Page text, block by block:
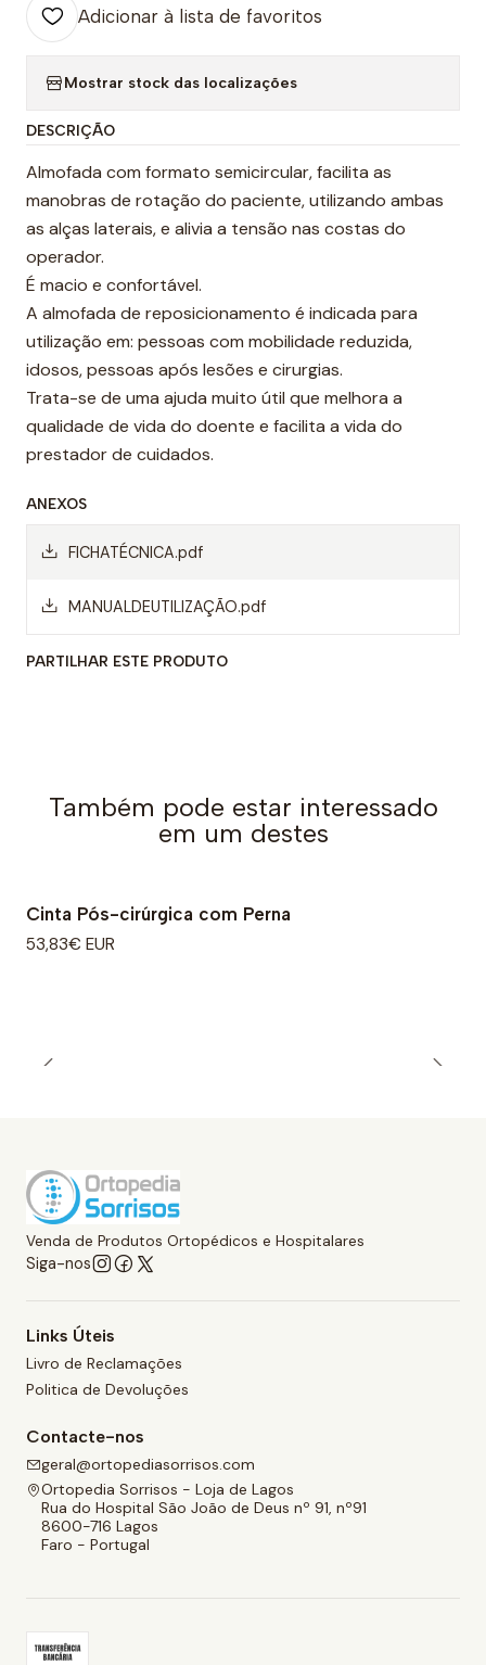
Adicionar à lista de favoritos
Mostrar stock das localizações
DESCRIÇÃO
Almofada com formato semicircular, facilita as
manobras de rotação do paciente, utilizando ambas
as alças laterais, e alivia a tensão nas costas do
operador.
É macio e confortável.
A almofada de reposicionamento é indicada para
utilização em: pessoas com mobilidade reduzida,
idosos, pessoas após lesões e cirurgias.
Trata-se de uma ajuda muito útil que melhora a
qualidade de vida do doente e facilita a vida do
prestador de cuidados.
ANEXOS
FICHATÉCNICA.pdf
MANUALDEUTILIZAÇÃO.pdf
PARTILHAR ESTE PRODUTO
Também pode estar interessado
em um destes
Cinta Pós-cirúrgica com Perna
53,83€ EUR
Venda de Produtos Ortopédicos e Hospitalares
Siga-nos
Links Úteis
Livro de Reclamações
Politica de Devoluções
Contacte-nos
geral@ortopediasorrisos.com
Ortopedia Sorrisos - Loja de Lagos
Rua do Hospital São João de Deus nº 91, nº91
8600-716 Lagos
Faro - Portugal